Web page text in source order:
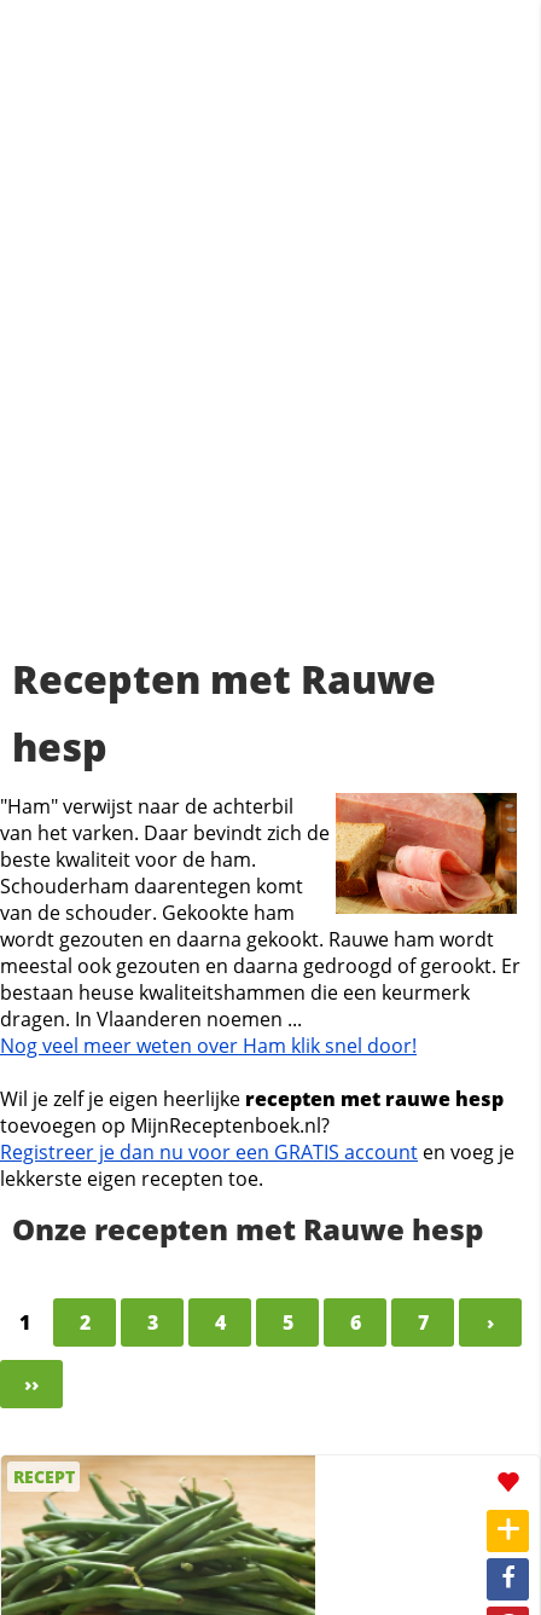
Recepten met Rauwe
hesp
"Ham" verwijst naar de achterbil
van het varken. Daar bevindt zich de
beste kwaliteit voor de ham.
Schouderham daarentegen komt
van de schouder. Gekookte ham
wordt gezouten en daarna gekookt. Rauwe ham wordt
meestal ook gezouten en daarna gedroogd of gerookt. Er
bestaan heuse kwaliteitshammen die een keurmerk
dragen. In Vlaanderen noemen ...
Nog veel meer weten over Ham klik snel door!
Wil je zelf je eigen heerlijke recepten met rauwe hesp
toevoegen op MijnReceptenboek.nl?
Registreer je dan nu voor een GRATIS account en voeg je
lekkerste eigen recepten toe.
Onze recepten met Rauwe hesp
1 2 3 4 5 6 7 ›
››
RECEPT